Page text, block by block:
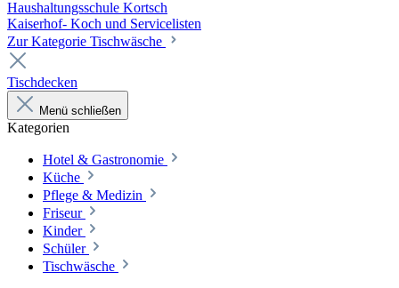
Haushaltungsschule Kortsch
Kaiserhof- Koch und Servicelisten
Zur Kategorie Tischwäsche
Tischdecken
Menü schließen
Kategorien
Hotel & Gastronomie
Küche
Pflege & Medizin
Friseur
Kinder
Schüler
Tischwäsche